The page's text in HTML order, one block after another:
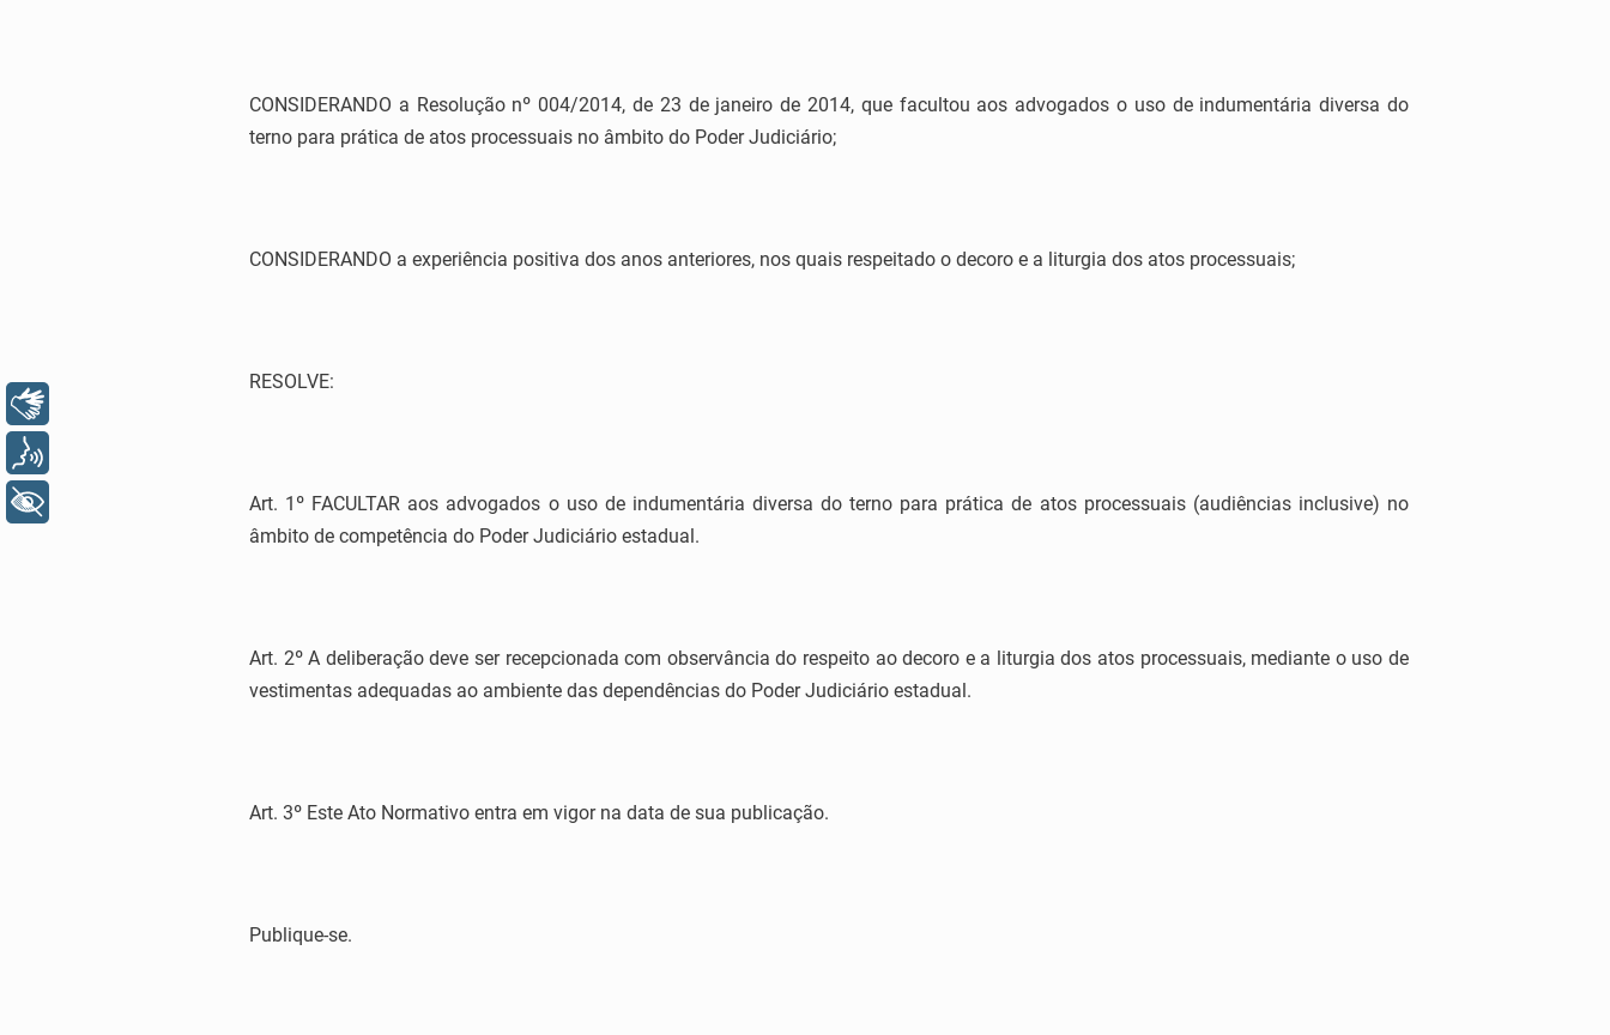
CONSIDERANDO a Resolução nº 004/2014, de 23 de janeiro de 2014, que facultou aos advogados o uso de indumentária diversa do
terno para prática de atos processuais no âmbito do Poder Judiciário;
CONSIDERANDO a experiência positiva dos anos anteriores, nos quais respeitado o decoro e a liturgia dos atos processuais;
RESOLVE:
Art. 1º FACULTAR aos advogados o uso de indumentária diversa do terno para prática de atos processuais (audiências inclusive) no
âmbito de competência do Poder Judiciário estadual.
Art. 2º A deliberação deve ser recepcionada com observância do respeito ao decoro e a liturgia dos atos processuais, mediante o uso de
vestimentas adequadas ao ambiente das dependências do Poder Judiciário estadual.
Art. 3º Este Ato Normativo entra em vigor na data de sua publicação.
Publique-se.